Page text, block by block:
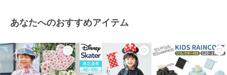
あなたへのおすすめアイテム